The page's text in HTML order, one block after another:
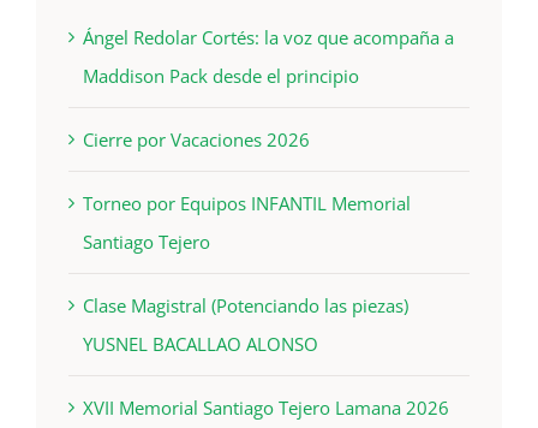
Ángel Redolar Cortés: la voz que acompaña a
Maddison Pack desde el principio
Cierre por Vacaciones 2026
Torneo por Equipos INFANTIL Memorial
Santiago Tejero
Clase Magistral (Potenciando las piezas)
YUSNEL BACALLAO ALONSO
XVII Memorial Santiago Tejero Lamana 2026